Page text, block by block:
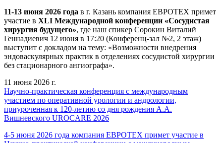
11-13 июня 2026 года в г. Казань компания ЕВРОТЕХ примет
участие в XLI Международной конференции «Сосудистая
хирургия будущего», где наш спикер Сорокин Виталий
Геннадиевич 12 июня в 17:20 (Конференц-зал №2, 2 этаж)
выступит с докладом на тему: «Возможности внедрения
эндоваскулярных практик в отделениях сосудистой хирургии
без стационарного ангиографа».
11 июня 2026 г.
Научно-практическая конференция с международным
участием по оперативной урологии и андрологии,
приуроченная к 120-летию со дня рождения А.А.
Вишневского UROCARE 2026
4-5 июня 2026 года компания ЕВРОТЕХ примет участие в